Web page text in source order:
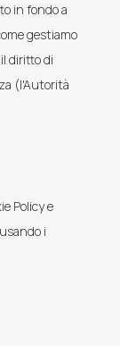
in fondo a
gestiamo
diritto di
(l'Autorità
Policy e
i